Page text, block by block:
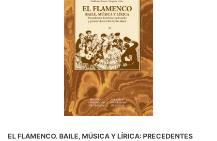
EL FLAMENCO. BAILE, MÚSICA Y LÍRICA: PRECEDENTES